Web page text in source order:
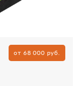
от 68 000 руб.